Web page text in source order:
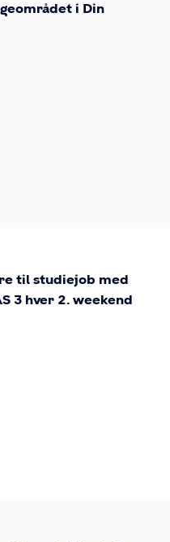
i Din
til studiejob med
3 hver 2. weekend